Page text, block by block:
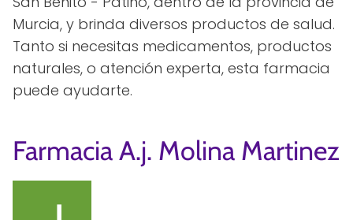
Murcia, y brinda diversos productos de salud.
Tanto si necesitas medicamentos, productos
naturales, o atención experta, esta farmacia
puede ayudarte.
Farmacia A.j. Molina Martinez